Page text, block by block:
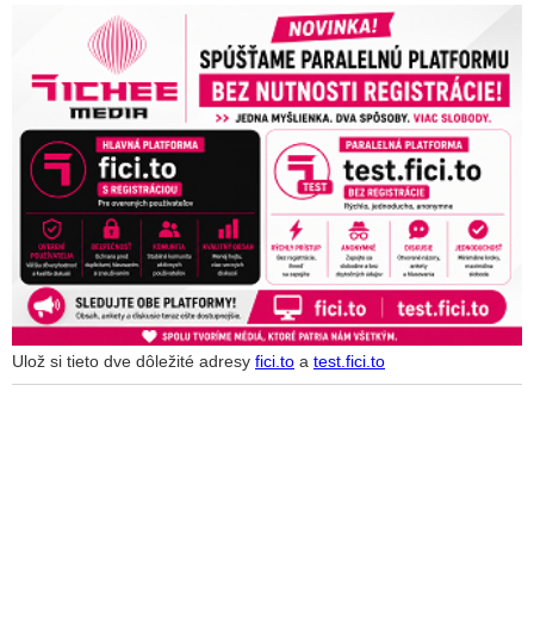
Ulož si tieto dve dôležité adresy fici.to a test.fici.to